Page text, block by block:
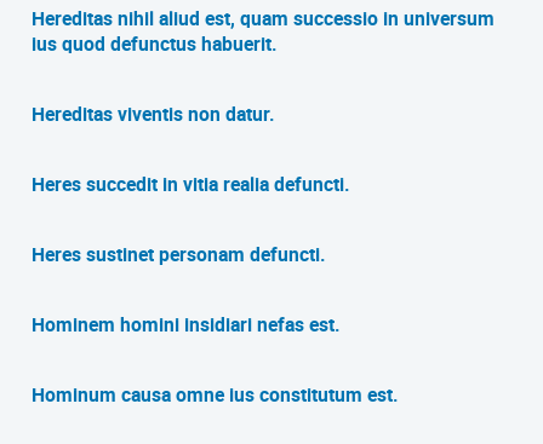
Hereditas nihil aliud est, quam successio in universum
ius quod defunctus habuerit.
Hereditas viventis non datur.
Heres succedit in vitia realia defuncti.
Heres sustinet personam defuncti.
Hominem homini insidiari nefas est.
Hominum causa omne ius constitutum est.